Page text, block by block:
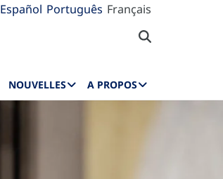
Español Português Français
NOUVELLES A PROPOS